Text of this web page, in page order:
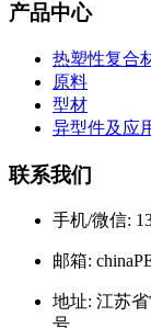
产品中心
热塑性复合
原料
型材
异型件及应
联系我们
手机/微信:
邮箱:
地址: 江苏